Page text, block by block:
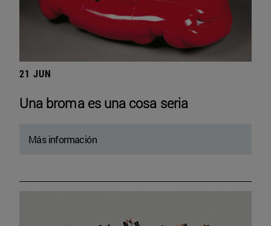
21 JUN
Una broma es una cosa seria
Más información